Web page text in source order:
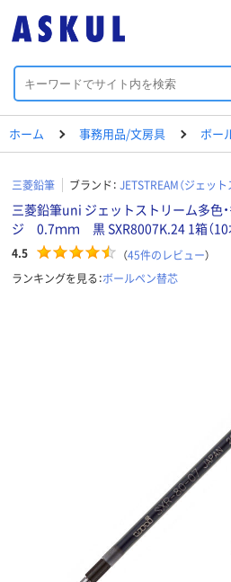
ホーム 事務用品/文房具 ボー
三菱鉛筆 ブランド： JETSTREAM（ジェット
三菱鉛筆uni ジェットストリーム多色
ジ 0.7ｍｍ 黒 SXR8007K.24 1箱（10
4.5 （45件のレビュー）
ランキングを見る：ボールペン替芯